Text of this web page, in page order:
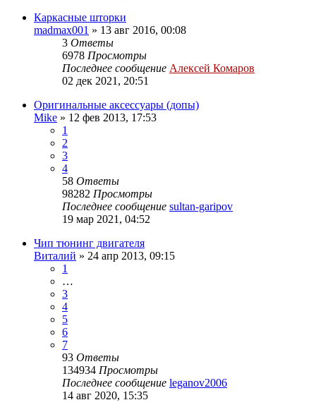
Каркасные шторки
madmax001 » 13 авг 2016, 00:08
3 Ответы
6978 Просмотры
Последнее сообщение Алексей Комаров
02 дек 2021, 20:51
Оригинальные аксессуары (допы)
Mike » 12 фев 2013, 17:53
1
2
3
4
58 Ответы
98282 Просмотры
Последнее сообщение sultan-garipov
19 мар 2021, 04:52
Чип тюнинг двигателя
Виталий » 24 апр 2013, 09:15
1
…
3
4
5
6
7
93 Ответы
134934 Просмотры
Последнее сообщение leganov2006
14 авг 2020, 15:35